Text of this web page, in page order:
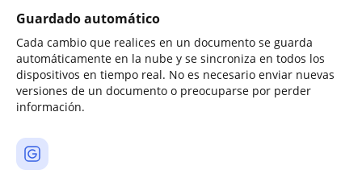
Guardado automático
Cada cambio que realices en un documento se guarda
automáticamente en la nube y se sincroniza en todos los
dispositivos en tiempo real. No es necesario enviar nuevas
versiones de un documento o preocuparse por perder
información.